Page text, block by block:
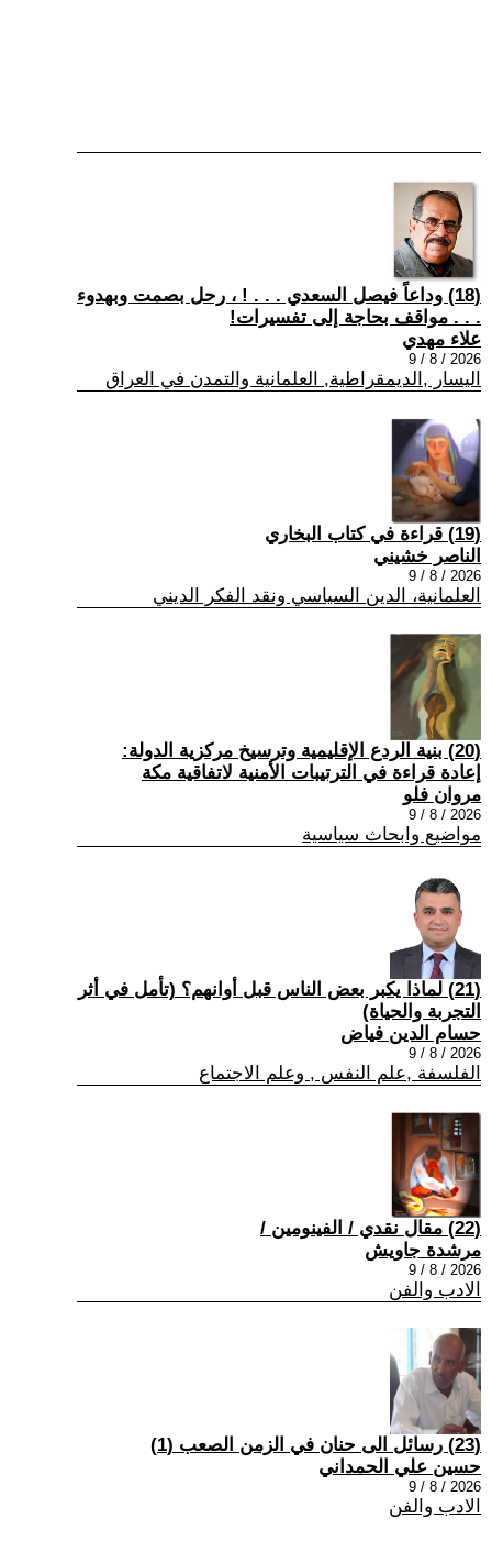
(18) وداعاً فيصل السعدي . . . ! ، رحل بصمت وبهدوء
. . . مواقف بحاجة إلى تفسيرات!
علاء مهدي
2026 / 8 / 9
اليسار ,الديمقراطية, العلمانية والتمدن في العراق
(19) قراءة في كتاب البخاري
الناصر خشيني
2026 / 8 / 9
العلمانية، الدين السياسي ونقد الفكر الديني
(20) بنية الردع الإقليمية وترسيخ مركزية الدولة:
إعادة قراءة في الترتيبات الأمنية لاتفاقية مكة
مروان فلو
2026 / 8 / 9
مواضيع وابحاث سياسية
(21) لماذا يكبر بعض الناس قبل أوانهم؟ (تأمل في أثر
التجربة والحياة)
حسام الدين فياض
2026 / 8 / 9
الفلسفة ,علم النفس , وعلم الاجتماع
(22) مقال نقدي / الفينومين /
مرشدة جاويش
2026 / 8 / 9
الادب والفن
(23) رسائل الى حنان في الزمن الصعب (1)
حسين علي الحمداني
2026 / 8 / 9
الادب والفن